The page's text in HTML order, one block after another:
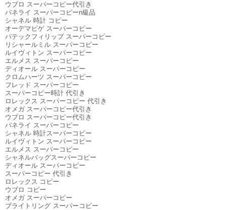
2024年09月（1件）
2024年08月（5件）
2024年07月 （6件）
2024年06月 （3件）
2024年05月（2件）
2024年04月（1件）
2024年03月 （3件）
2023年11月（1件）
2020年07月（1件）
2019年09月 （1件）
2019年01月（1件）
2018年07月（1件）
2018年01月（1件）
2016年12月（1件）
2016年06月（1件）
2015年12月（1件）
2015年07月 （1件）
ウブロ スーパーコピー代引き
パネライ スーパーコピーn級品
シャネル 時計 コピー
オーデマピゲ スーパーコピー
パテックフィリップ スーパーコピー
リシャールミル スーパーコピー
ルイヴィトン スーパーコピー
エルメス スーパーコピー
ディオール スーパーコピー
クロムハーツ スーパーコピー
フレッド スーパーコピー
スーパーコピー時計 代引き
ロレックス スーパーコピー 代引き
オメガ スーパーコピー代引き
ウブロ スーパーコピー代引き
パネライ スーパーコピー
シャネル 時計スーパーコピー
ルイヴィトン スーパーコピー
エルメス スーパーコピー
シャネルバッグスーパーコピー
ディオール スーパーコピー
スーパーコピー 代引き
ロレックス コピー
ウブロ コピー
オメガ スーパーコピー
ブライトリング スーパーコピー